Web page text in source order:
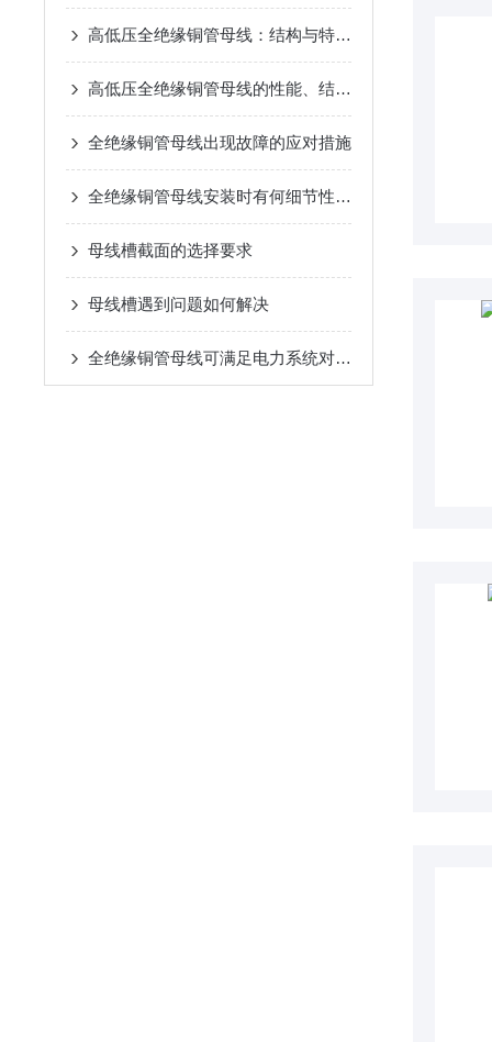
高低压全绝缘铜管母线：结构与特点深度解析
高低压全绝缘铜管母线的性能、结构与技术优势
全绝缘铜管母线出现故障的应对措施
全绝缘铜管母线安装时有何细节性的工艺要求？
母线槽截面的选择要求
母线槽遇到问题如何解决
全绝缘铜管母线可满足电力系统对大电流传输的要求